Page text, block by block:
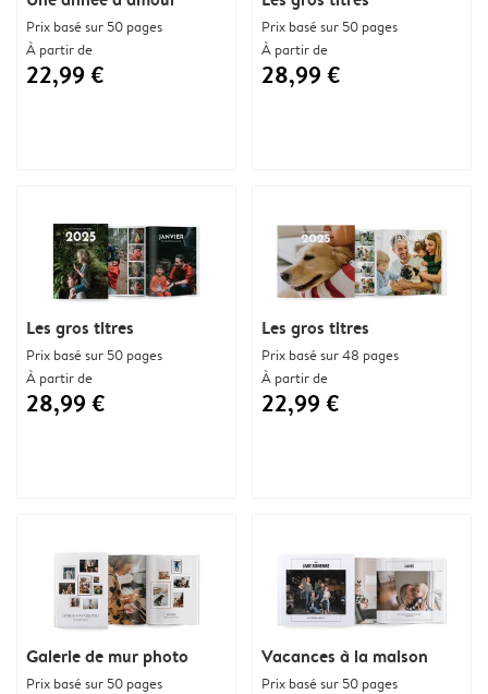
Prix basé sur 50 pages
À partir de
28,99 €
Les gros titres
Prix basé sur 50 pages
À partir de
28,99 €
Les gros titres
Prix basé sur 48 pages
À partir de
22,99 €
Galerie de mur photo
Prix basé sur 50 pages
Prix basé sur 50 pages
À partir de
22,99 €
Vacances à la maison
Prix basé sur 50 pages